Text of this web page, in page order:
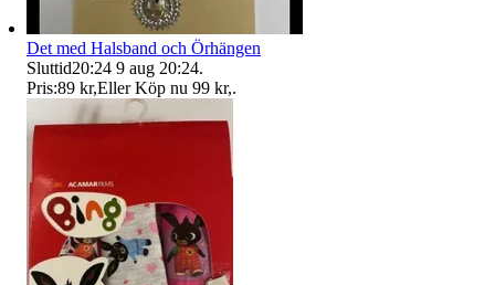
Det med Halsband och Örhängen
Sluttid20:24 9 aug 20:24.
Pris:89 kr,Eller Köp nu 99 kr,.